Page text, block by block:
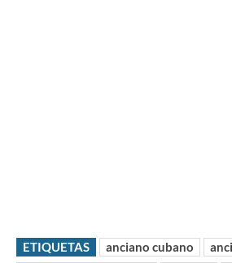
ETIQUETAS anciano cubano